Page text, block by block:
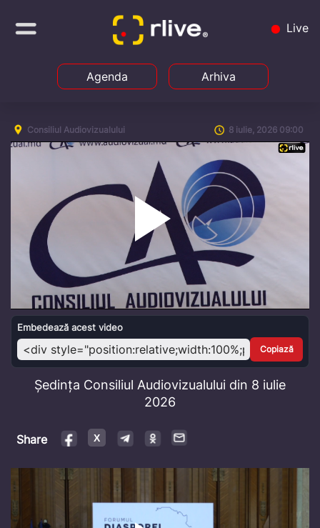
Live
Agenda Arhiva
Consiliul Audiovizualului 8 iulie, 2026 09:00
Play
Video
Embedează acest video
Copiază
Ședința Consiliul Audiovizualului din 8 iulie
2026
Share